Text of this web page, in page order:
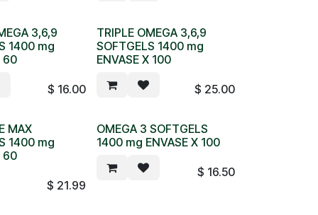
3,6,9
1400 mg
60
$ 16.00
TRIPLE OMEGA 3,6,9
SOFTGELS 1400 mg
ENVASE X 100
$ 25.00
MAX
1400 mg
60
$ 21.99
OMEGA 3 SOFTGELS
1400 mg ENVASE X 100
$ 16.50